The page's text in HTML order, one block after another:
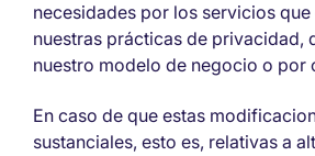
necesidades por los servicios
nuestras prácticas de privacidad,
nuestro modelo de negocio o por
En caso de que estas
sustanciales, esto es, relativas a